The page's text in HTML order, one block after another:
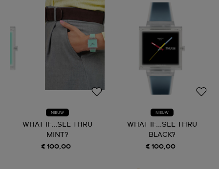
NIEUW
WHAT IF...SEE THRU
MINT?
€ 100,00
NIEUW
WHAT IF...SEE THRU
BLACK?
€ 100,00